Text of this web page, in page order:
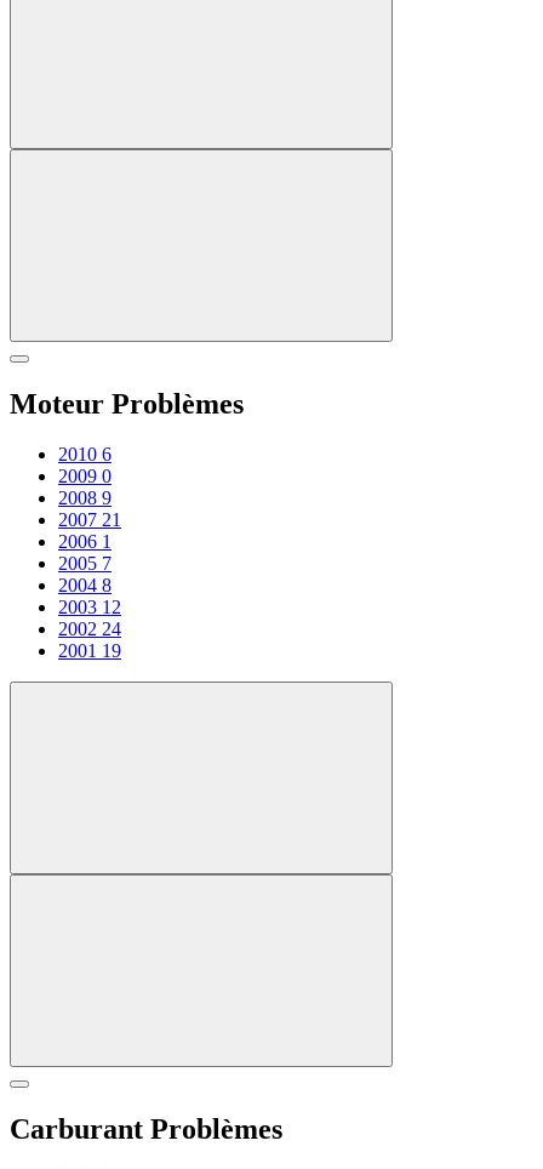
Moteur Problèmes
2010 6
2009 0
2008 9
2007 21
2006 1
2005 7
2004 8
2003 12
2002 24
2001 19
Carburant Problèmes